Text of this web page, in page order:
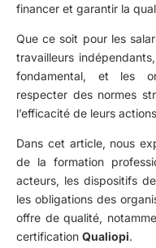
financer et garantir la
Que ce soit pour les
travailleurs
fondamental, et les
respecter des normes
l’efficacité de leurs
Dans cet article, nous
de la formation
acteurs, les dispositifs
les obligations des
offre de qualité,
certification Qualiopi.